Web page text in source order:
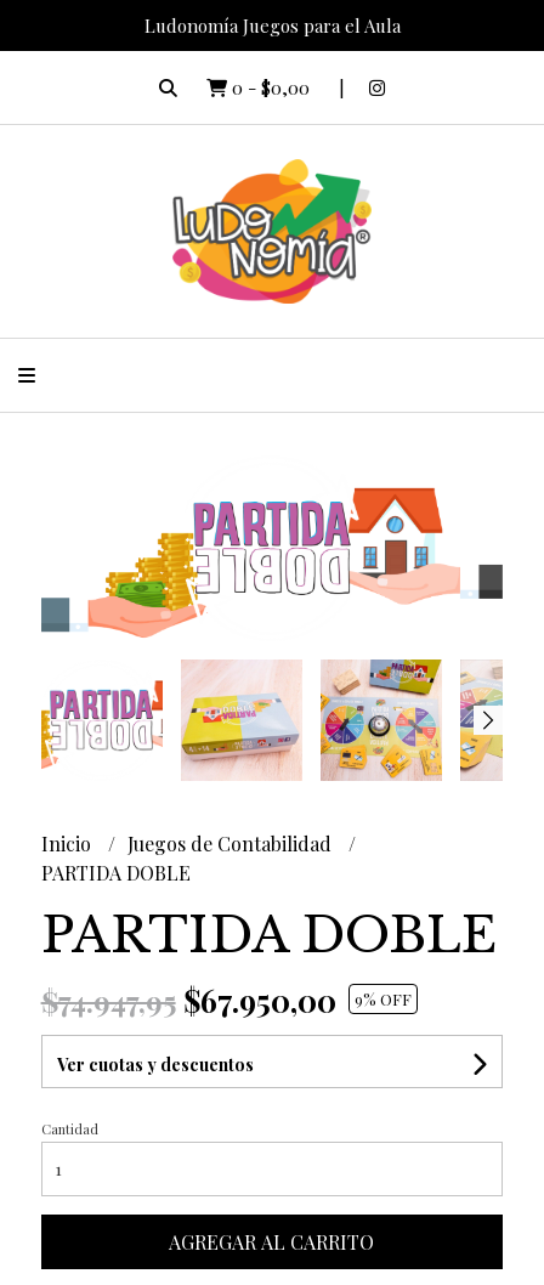
Ludonomía Juegos para el Aula
0 - $0,00
Inicio
Juegos de Contabilidad
PARTIDA DOBLE
PARTIDA DOBLE
$74.947,95$67.950,00 9% OFF
Ver cuotas y descuentos
Cantidad
AGREGAR AL CARRITO